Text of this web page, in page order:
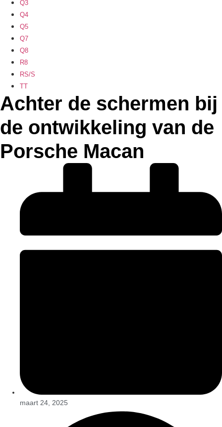
Q3
Q4
Q5
Q7
Q8
R8
RS/S
TT
Achter de schermen bij
de ontwikkeling van de
Porsche Macan
maart 24, 2025